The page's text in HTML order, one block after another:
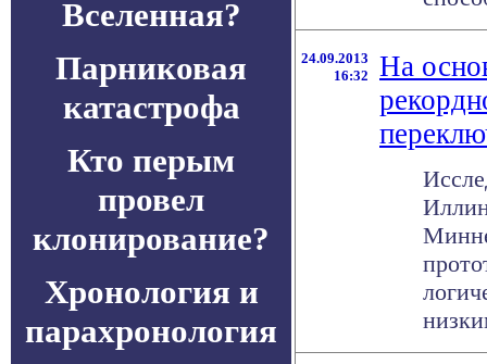
Вселенная?
Парниковая
катастрофа
Кто перым
провел
клонирование?
Хронология и
парахронология
24.09.2013
16:32
На